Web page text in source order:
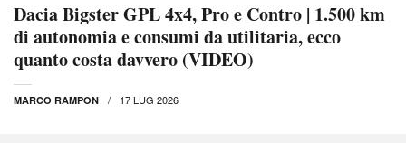
Dacia Bigster GPL 4x4, Pro e Contro | 1.500 km
di autonomia e consumi da utilitaria, ecco
quanto costa davvero (VIDEO)
MARCO RAMPON 17 LUG 2026